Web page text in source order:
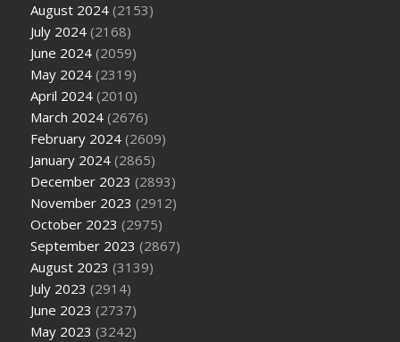
August 2024 (2153)
July 2024 (2168)
June 2024 (2059)
May 2024 (2319)
April 2024 (2010)
March 2024 (2676)
February 2024 (2609)
January 2024 (2865)
December 2023 (2893)
November 2023 (2912)
October 2023 (2975)
September 2023 (2867)
August 2023 (3139)
July 2023 (2914)
June 2023 (2737)
May 2023 (3242)